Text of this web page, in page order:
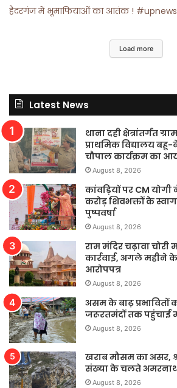
हैदरगंज में भूमाफियाओं का आतंक !
Load more
Latest News
थाना दही क्षेत्रांतर्गत
प्राथमिक विद्यालय
चौपाल कार्यक्रम का
August 8, 2026
कांवड़ियों पर CM
करोड़ शिवभक्तों के
पुष्पवर्षा
August 8, 2026
राम मंदिर चढ़ावा
कार्रवाई, अगले
आरोपपत्र
August 8, 2026
असम के बाढ़ प्रभावितों
जरूरतमंदों तक पहुंचाई
August 8, 2026
खराब मौसम का असर,
संख्या के चलते अमरनाथ
August 8, 2026